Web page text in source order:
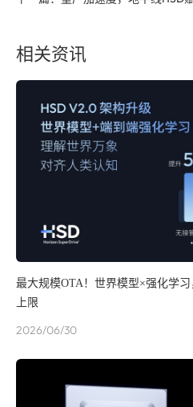
相关资讯
最大规模OTA！世界模型×强化学
上限
2026/06/30